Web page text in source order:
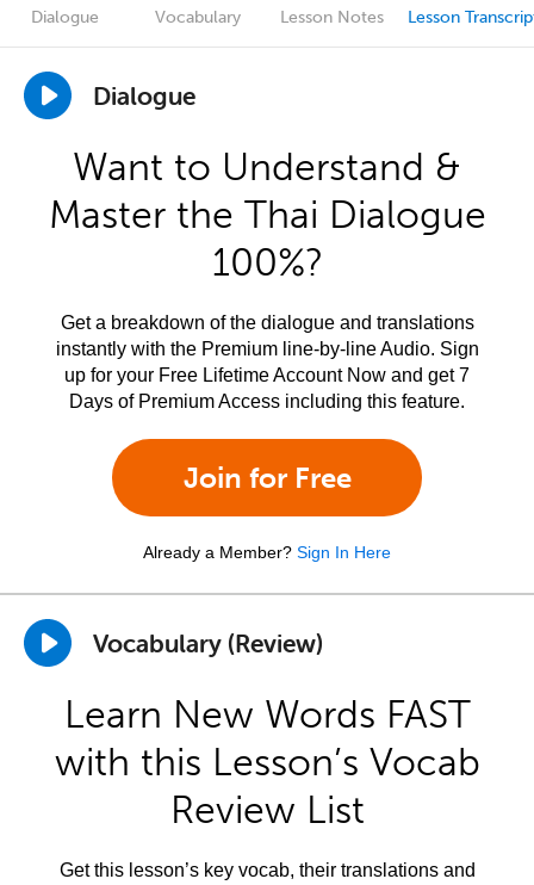
Dialogue Vocabulary Lesson Notes Lesson
Dialogue
Want to Understand &
Master the Thai Dialogue
100%?
Get a breakdown of the dialogue and translations
instantly with the Premium line-by-line Audio. Sign
up for your Free Lifetime Account Now and get 7
Days of Premium Access including this feature.
Join for Free
Already a Member? Sign In Here
Vocabulary (Review)
Learn New Words FAST
with this Lesson’s Vocab
Review List
Get this lesson’s key vocab, their translations and